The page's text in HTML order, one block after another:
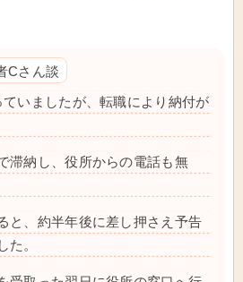
Cさん談
いましたが、転職により納付が
滞納し、役所からの電話も無
と、約半年後に差し押さえ予告
た。